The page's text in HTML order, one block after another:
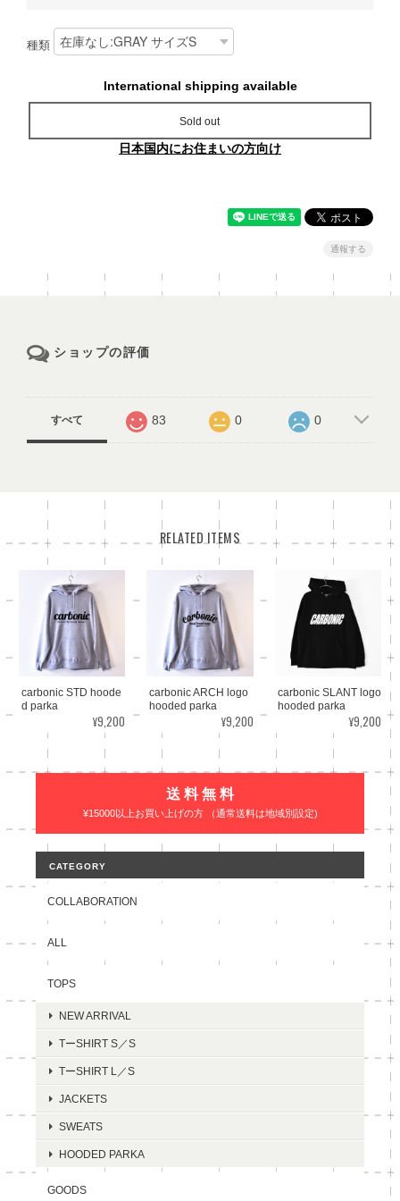
種類
International shipping available
Sold out
日本国内にお住まいの方向け
通報する
ショップの評価
すべて 83 0 0
RELATED ITEMS
carbonic STD hoode
d parka
¥9,200
carbonic ARCH logo
hooded parka
¥9,200
carbonic SLANT logo
hooded parka
¥9,200
送 料 無 料
¥15000以上お買い上げの方 （通常送料は地域別設定)
CATEGORY
COLLABORATION
ALL
TOPS
NEW ARRIVAL
TーSHIRT S／S
TーSHIRT L／S
JACKETS
SWEATS
HOODED PARKA
GOODS